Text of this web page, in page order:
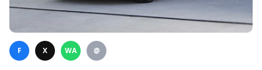
F X WA @